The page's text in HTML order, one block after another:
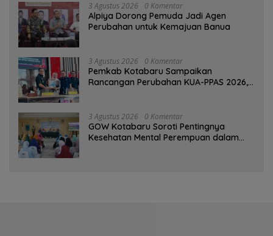
3 Agustus 2026 0 Komentar
‎Alpiya Dorong Pemuda Jadi Agen
Perubahan untuk Kemajuan Banua ‎
3 Agustus 2026 0 Komentar
Pemkab Kotabaru Sampaikan
Rancangan Perubahan KUA-PPAS 2026,
3 Agustus 2026 0 Komentar
GOW Kotabaru Soroti Pentingnya
Kesehatan Mental Perempuan dalam